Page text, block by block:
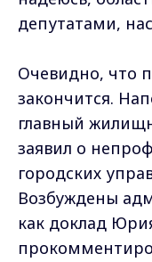
депутатами,
Очевидно, что
закончится.
главный
заявил о
городских
Возбуждены
как доклад